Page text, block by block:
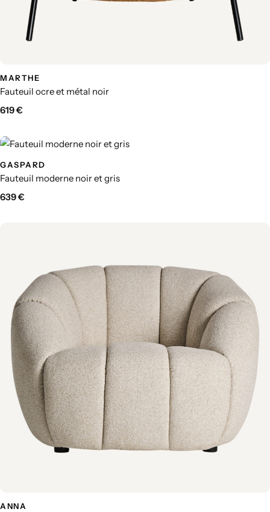
MARTHE
Fauteuil ocre et métal noir
619€
GASPARD
Fauteuil moderne noir et gris
639€
ANNA